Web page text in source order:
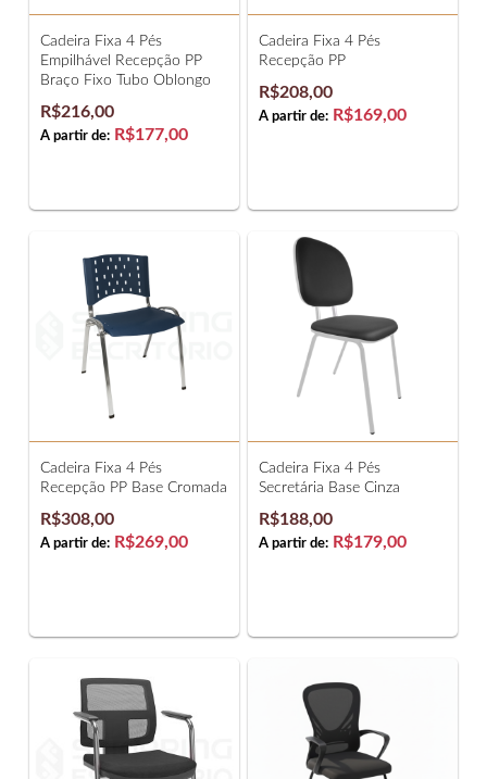
Cadeira Fixa 4 Pés
Empilhável Recepção PP
Braço Fixo Tubo Oblongo
R$216,00
A partir de: R$177,00
Cadeira Fixa 4 Pés
Recepção PP
R$208,00
A partir de: R$169,00
Cadeira Fixa 4 Pés
Recepção PP Base Cromada
R$308,00
A partir de: R$269,00
Cadeira Fixa 4 Pés
Secretária Base Cinza
R$188,00
A partir de: R$179,00